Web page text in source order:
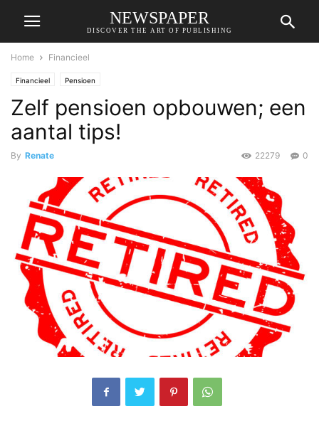
NEWSPAPER
DISCOVER THE ART OF PUBLISHING
Home Financieel
Financieel Pensioen
Zelf pensioen opbouwen; een
aantal tips!
By Renate 0
22279